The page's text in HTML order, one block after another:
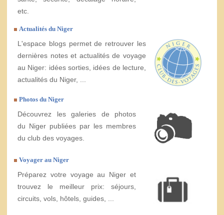
etc.
Actualités du Niger
L'espace blogs permet de retrouver les
dernières notes et actualités de voyage
au Niger: idées sorties, idées de lecture,
actualités du Niger, ...
Photos du Niger
Découvrez les galeries de photos
du Niger publiées par les membres
du club des voyages.
Voyager au Niger
Préparez votre voyage au Niger et
trouvez le meilleur prix: séjours,
circuits, vols, hôtels, guides, ...